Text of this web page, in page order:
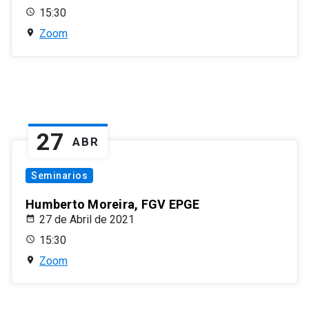
15:30
Zoom
27 ABR
Seminarios
Humberto Moreira, FGV EPGE
27 de Abril de 2021
15:30
Zoom